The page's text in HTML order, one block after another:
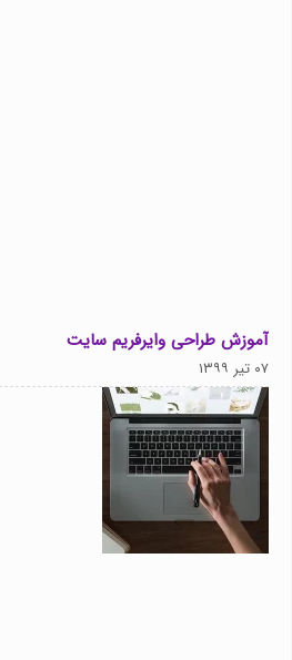
آموزش طراحی وایرفریم سایت
۰۷ تیر ۱۳۹۹